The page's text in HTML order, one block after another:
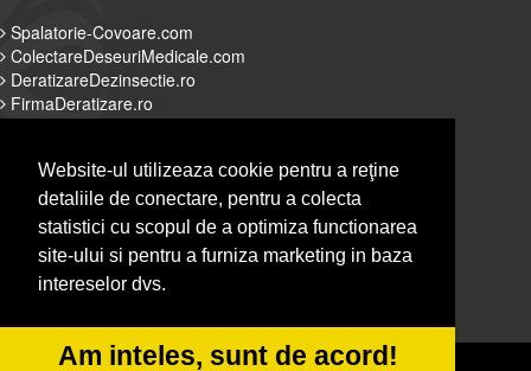
Website-ul utilizeaza cookie pentru a reţine
detaliile de conectare, pentru a colecta
statistici cu scopul de a optimiza functionarea
site-ului si pentru a furniza marketing in baza
intereselor dvs.
Am inteles, sunt de acord!
Spalatorie-Covoare.com
ColectareDeseuriMedicale.com
DeratizareDezinsectie.ro
FirmaDeratizare.ro
Alpinist-Utilitar.com
Servicii-DDD.com
Spalatorie-Curatatorie.com
Spalatorie-Curatatorie.ro
© 2014-2026 Powered byVilonMedia &TekaBility-ANPC